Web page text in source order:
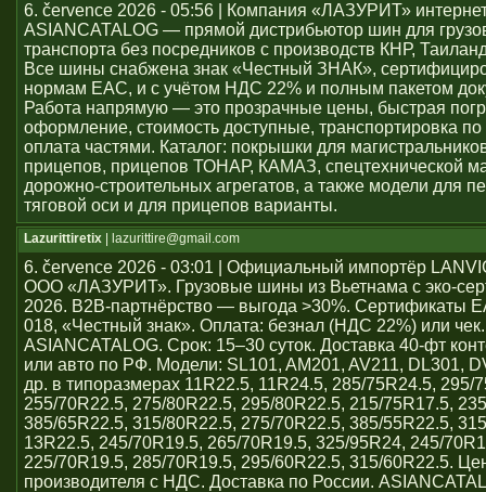
6. července 2026 - 05:56 | Компания «ЛАЗУРИТ»
ASIANCATALOG — прямой дистрибьютор шин для
транспорта без посредников с производств КНР,
Все шины снабжена знак «Честный ЗНАК»,
нормам ЕАС, и с учётом НДС 22% и полным пакетом
Работа напрямую — это прозрачные цены, быстрая
оформление, стоимость доступные, транспортировка по
оплата частями. Каталог: покрышки для
прицепов, прицепов ТОНАР, КАМАЗ, спецтехнической
дорожно-строительных агрегатов, а также модели для
тяговой оси и для прицепов варианты.
Lazurittiretix | lazurittire@gmail.com
6. července 2026 - 03:01 | Официальный импортёр
ООО «ЛАЗУРИТ». Грузовые шины из Вьетнама с эко-
2026. B2B-партнёрство — выгода >30%. Сертификаты
018, «Честный знак». Оплата: безнал (НДС 22%) или
ASIANCATALOG. Срок: 15–30 суток. Доставка 40-фт
или авто по РФ. Модели: SL101, AM201, AV211, DL301,
др. в типоразмерах 11R22.5, 11R24.5, 285/75R24.5, 295/
255/70R22.5, 275/80R22.5, 295/80R22.5, 215/75R17.5,
385/65R22.5, 315/80R22.5, 275/70R22.5, 385/55R22.5,
13R22.5, 245/70R19.5, 265/70R19.5, 325/95R24, 245/
225/70R19.5, 285/70R19.5, 295/60R22.5, 315/60R22.5.
производителя с НДС. Доставка по России.